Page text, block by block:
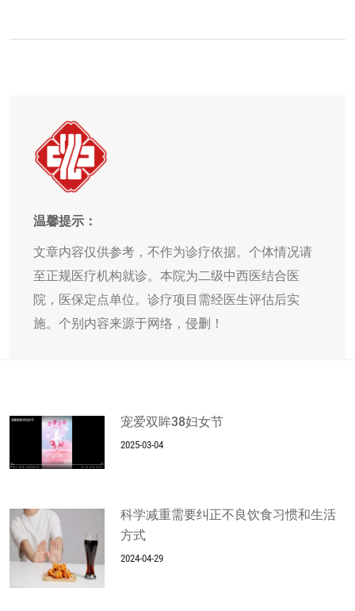
温馨提示：
文章内容仅供参考，不作为诊疗依据。个体情况请
至正规医疗机构就诊。本院为二级中西医结合医
院，医保定点单位。诊疗项目需经医生评估后实
施。个别内容来源于网络，侵删！
宠爱双眸38妇女节
2025-03-04
科学减重需要纠正不良饮食习惯和生活
方式
2024-04-29